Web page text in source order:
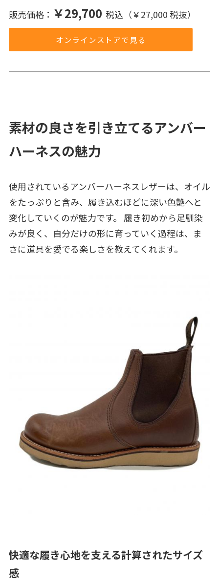
販売価格： ￥29,700 税込（￥27,000 税抜）
オンラインストアで見る
素材の良さを引き立てるアンバー
ハーネスの魅力
使用されているアンバーハーネスレザーは、オイル
をたっぷりと含み、履き込むほどに深い色艶へと
変化していくのが魅力です。 履き初めから足馴染
みが良く、自分だけの形に育っていく過程は、ま
さに道具を愛でる楽しさを教えてくれます。
快適な履き心地を支える計算されたサイズ
感